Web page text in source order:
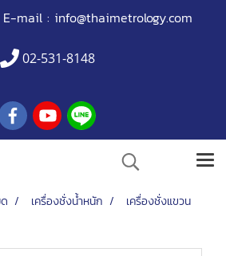
E-mail : info@thaimetrology.com
02-531-8148
เครื่องชั่งน้ำหนัก
เครื่องชั่งแขวน